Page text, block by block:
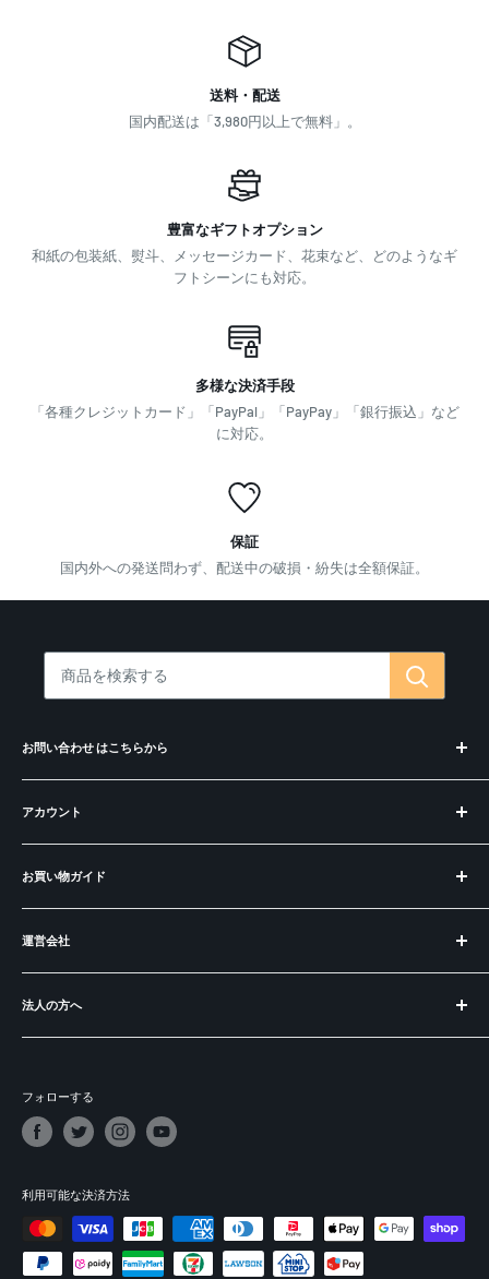
送料・配送
国内配送は「3,980円以上で無料」。
豊富なギフトオプション
和紙の包装紙、熨斗、メッセージカード、花束など、どのようなギ
フトシーンにも対応。
多様な決済手段
「各種クレジットカード」「PayPal」「PayPay」「銀行振込」など
に対応。
保証
国内外への発送問わず、配送中の破損・紛失は全額保証。
お問い合わせ はこちらから
お問合せ・コンシェルジュ
偽サイトにご注意ください
アカウント
ログイン
アカウントを作成
お買い物ガイド
お知らせ
BECOS とは？
ラッピングについて
ご購入の前に
よくある質問
運営会社
運営会社
特定商取引法に基づく表記
プライバシーポリシー
パートナー＆掲載実績
法人の方へ
出品：メーカー様・職人の皆様へ
募集：販売パートナー
依頼：講演・取材・コンサル
フォローする
利用可能な決済方法